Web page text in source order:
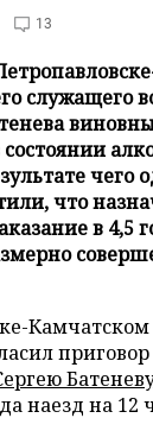
13
служащего
чего
что
в 4,5
наезд на 12